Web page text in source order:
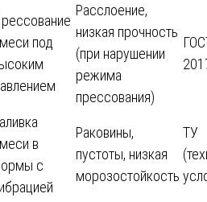
под
Расслоение,
низкая прочность
(при нарушении
режима
прессования)
в
с
Раковины,
пустоты, низкая
морозостойкость
ТУ